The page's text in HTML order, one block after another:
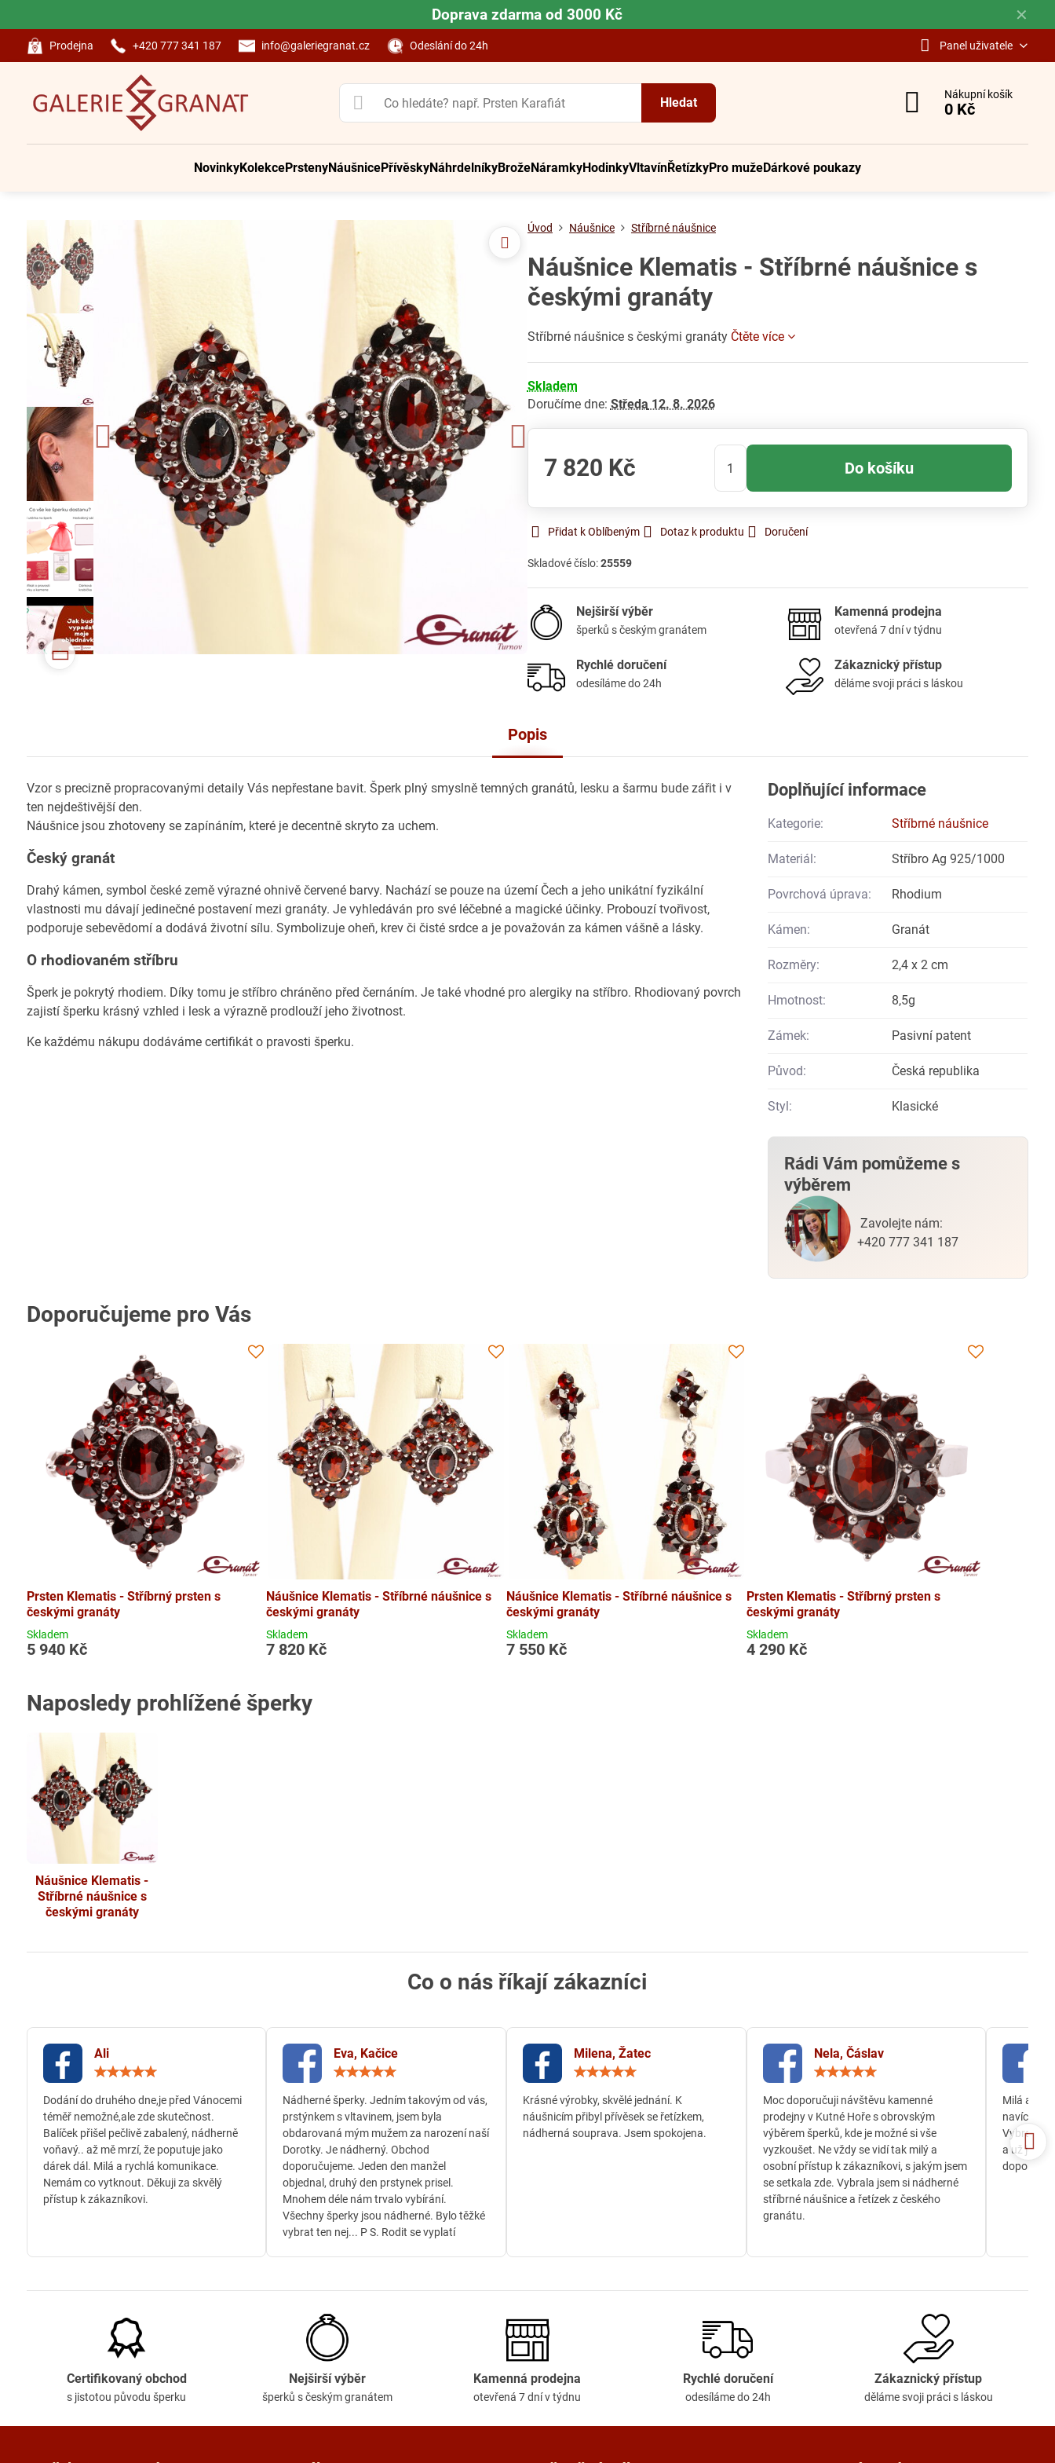
✕
Doprava zdarma od 3000 Kč
Prodejna +420 777 341 187 info@galeriegranat.cz Odeslání do 24h Panel uživatele
Hledat
Nákupní košík
0 Kč
NovinkyKolekcePrstenyNáušnicePřívěskyNáhrdelníkyBrožeNáramkyHodinkyVltavínŘetízkyPro mužeDárkové poukazy
Úvod Náušnice Stříbrné náušnice
Náušnice Klematis - Stříbrné náušnice s
českými granáty
Stříbrné náušnice s českými granáty Čtěte více
Skladem
Doručíme dne: Středa 12. 8. 2026
7 820 Kč Do košíku
Přidat k Oblíbeným Dotaz k produktu Doručení
Skladové číslo:25559
Nejširší výběr
šperků s českým granátem
Kamenná prodejna
otevřená 7 dní v týdnu
Rychlé doručení
odesíláme do 24h
Zákaznický přístup
děláme svoji práci s láskou
Popis
Vzor s precizně propracovanými detaily Vás nepřestane bavit. Šperk plný smyslně temných granátů, lesku a šarmu bude zářit i v
ten nejdeštivější den.
Náušnice jsou zhotoveny se zapínáním, které je decentně skryto za uchem.
Český granát
Drahý kámen, symbol české země výrazné ohnivě červené barvy. Nachází se pouze na území Čech a jeho unikátní fyzikální
vlastnosti mu dávají jedinečné postavení mezi granáty. Je vyhledáván pro své léčebné a magické účinky. Probouzí tvořivost,
podporuje sebevědomí a dodává životní sílu. Symbolizuje oheň, krev či čisté srdce a je považován za kámen vášně a lásky.
O rhodiovaném stříbru
Šperk je pokrytý rhodiem. Díky tomu je stříbro chráněno před černáním. Je také vhodné pro alergiky na stříbro. Rhodiovaný povrch
zajistí šperku krásný vzhled i lesk a výrazně prodlouží jeho životnost.
Ke každému nákupu dodáváme certifikát o pravosti šperku.
Doplňující informace
Kategorie: Stříbrné náušnice
Materiál: Stříbro Ag 925/1000
Povrchová úprava: Rhodium
Kámen: Granát
Rozměry: 2,4 x 2 cm
Hmotnost: 8,5g
Zámek: Pasivní patent
Původ: Česká republika
Styl: Klasické
Rádi Vám pomůžeme s
výběrem
Zavolejte nám:
+420 777 341 187
Doporučujeme pro Vás
Prsten Klematis - Stříbrný prsten s
českými granáty
Skladem
5 940 Kč
Náušnice Klematis - Stříbrné náušnice s
českými granáty
Skladem
7 820 Kč
Náušnice Klematis - Stříbrné náušnice s
českými granáty
Skladem
7 550 Kč
Prsten Klematis - Stříbrný prsten s
českými granáty
Skladem
4 290 Kč
Naposledy prohlížené šperky
Náušnice Klematis -
Stříbrné náušnice s
českými granáty
Co o nás říkají zákazníci
Ali
/
5
Dodání do druhého dne,je před Vánocemi
téměř nemožné,ale zde skutečnost.
Balíček přišel pečlivě zabalený, nádherně
voňavý.. až mě mrzí, že poputuje jako
dárek dál. Milá a rychlá komunikace.
Nemám co vytknout. Děkuji za skvělý
přístup k zákazníkovi.
Eva, Kačice
/
5
Nádherné šperky. Jedním takovým od vás,
prstýnkem s vltavinem, jsem byla
obdarovaná mým mužem za narození naší
Dorotky. Je nádherný. Obchod
doporučujeme. Jeden den manžel
objednal, druhý den prstynek prisel.
Mnohem déle nám trvalo vybírání.
Všechny šperky jsou nádherné. Bylo těžké
vybrat ten nej... P S. Rodit se vyplatí
Milena, Žatec
/
5
Krásné výrobky, skvělé jednání. K
náušnicím přibyl přívěsek se řetízkem,
nádherná souprava. Jsem spokojena.
Nela, Čáslav
/
5
Moc doporučuji návštěvu kamenné
prodejny v Kutné Hoře s obrovským
výběrem šperků, kde je možné si vše
vyzkoušet. Ne vždy se vidí tak milý a
osobní přístup k zákazníkovi, s jakým jsem
se setkala zde. Vybrala jsem si nádherné
stříbrné náušnice a řetízek z českého
granátu.
Milá a
navíc
Vybrala
a už je
Certifikovaný obchod
s jistotou původu šperku
Nejširší výběr
šperků s českým granátem
Kamenná prodejna
otevřená 7 dní v týdnu
Rychlé doručení
odesíláme do 24h
Zákaznický přístup
děláme svoji práci s láskou